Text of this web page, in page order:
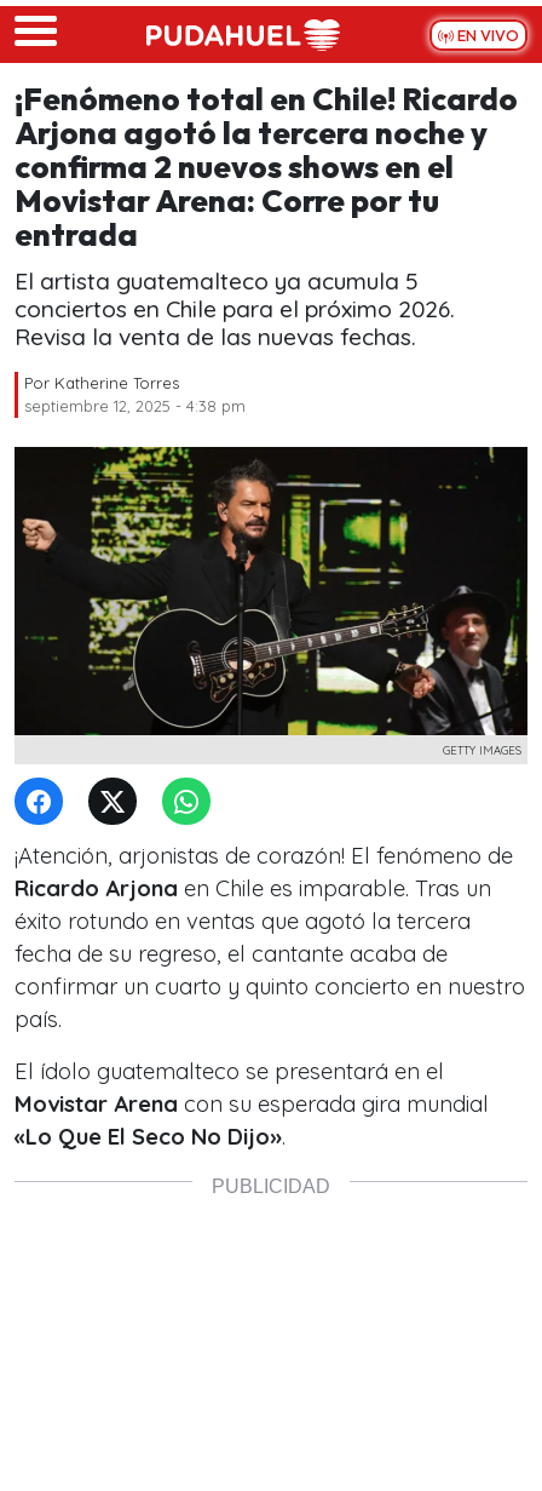
Skip to main content
EN VIVO
¡Fenómeno total en Chile! Ricardo
Arjona agotó la tercera noche y
confirma 2 nuevos shows en el
Movistar Arena: Corre por tu
entrada
El artista guatemalteco ya acumula 5
conciertos en Chile para el próximo 2026.
Revisa la venta de las nuevas fechas.
Por Katherine Torres
septiembre 12, 2025 - 4:38 pm
GETTY IMAGES
¡Atención, arjonistas de corazón! El fenómeno de
Ricardo Arjona en Chile es imparable. Tras un
éxito rotundo en ventas que agotó la tercera
fecha de su regreso, el cantante acaba de
confirmar un cuarto y quinto concierto en nuestro
país.
El ídolo guatemalteco se presentará en el
Movistar Arena con su esperada gira mundial
«Lo Que El Seco No Dijo».